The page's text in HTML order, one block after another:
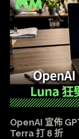
OpenAI 宣佈
Terra 打 8 折